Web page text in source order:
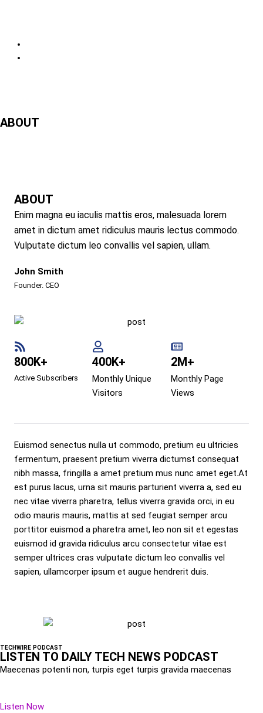
ABOUT
ABOUT
Enim magna eu iaculis mattis eros, malesuada lorem
amet in dictum amet ridiculus mauris lectus commodo.
Vulputate dictum leo convallis vel sapien, ullam.
John Smith
Founder. CEO
800K+
Active Subscribers
400K+
Monthly Unique
Visitors
2M+
Monthly Page
Views
Euismod senectus nulla ut commodo, pretium eu ultricies
fermentum, praesent pretium viverra dictumst consequat
nibh massa, fringilla a amet pretium mus nunc amet eget.At
est purus lacus, urna sit mauris parturient viverra a, sed eu
nec vitae viverra pharetra, tellus viverra gravida orci, in eu
odio mauris mauris, mattis at sed feugiat semper arcu
porttitor euismod a pharetra amet, leo non sit et egestas
euismod id gravida ridiculus arcu consectetur vitae est
semper ultrices cras vulputate dictum leo convallis vel
sapien, ullamcorper ipsum et augue hendrerit duis.
TECHWIRE PODCAST
LISTEN TO DAILY TECH NEWS PODCAST
Maecenas potenti non, turpis eget turpis gravida maecenas
Listen Now